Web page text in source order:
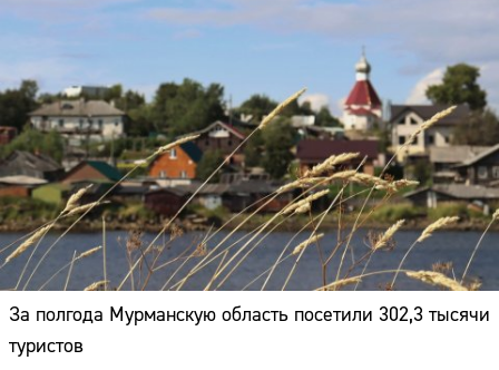
За полгода Мурманскую область посетили 302,3 тысячи
туристов
Адрес: